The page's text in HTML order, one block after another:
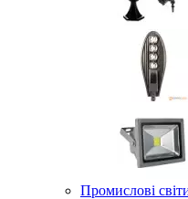
Промислові